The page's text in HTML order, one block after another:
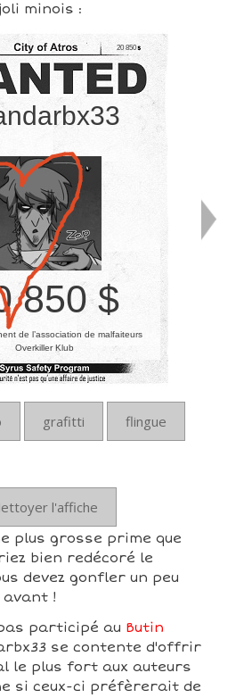
minois :
20 850
850 $
de l’association de malfaiteurs
Overkiller Klub
grafitti flingue
l'affiche
plus grosse prime que
bien redécoré le
devez gonfler un peu
!
participé au Butin
se contente d'offrir
le plus fort aux auteurs
si ceux-ci préfèrerait de